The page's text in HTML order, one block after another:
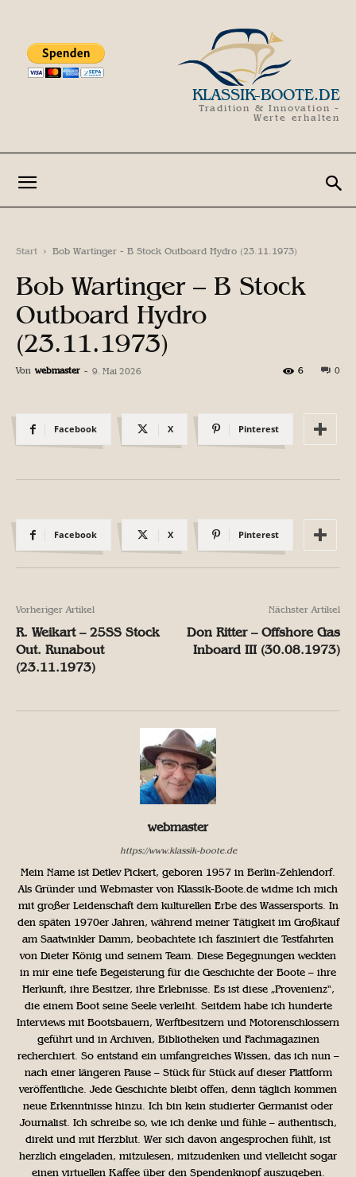
KLASSIK-BOOTE.DE
Tradition & Innovation -
Werte erhalten
Start Bob Wartinger - B Stock Outboard Hydro (23.11.1973)
Bob Wartinger – B Stock
Outboard Hydro
(23.11.1973)
Von webmaster - 9. Mai 2026 0
6
Facebook X Pinterest
Facebook X Pinterest
Vorheriger Artikel
R. Weikart – 25SS Stock
Out. Runabout
(23.11.1973)
Nächster Artikel
Don Ritter – Offshore Gas
Inboard III (30.08.1973)
webmaster
https://www.klassik-boote.de
Mein Name ist Detlev Pickert, geboren 1957 in Berlin-Zehlendorf.
Als Gründer und Webmaster von Klassik-Boote.de widme ich mich
mit großer Leidenschaft dem kulturellen Erbe des Wassersports. In
den späten 1970er Jahren, während meiner Tätigkeit im Großkauf
am Saatwinkler Damm, beobachtete ich fasziniert die Testfahrten
von Dieter König und seinem Team. Diese Begegnungen weckten
in mir eine tiefe Begeisterung für die Geschichte der Boote – ihre
Herkunft, ihre Besitzer, ihre Erlebnisse. Es ist diese „Provenienz“,
die einem Boot seine Seele verleiht. Seitdem habe ich hunderte
Interviews mit Bootsbauern, Werftbesitzern und Motorenschlossern
geführt und in Archiven, Bibliotheken und Fachmagazinen
recherchiert. So entstand ein umfangreiches Wissen, das ich nun –
nach einer längeren Pause – Stück für Stück auf dieser Plattform
veröffentliche. Jede Geschichte bleibt offen, denn täglich kommen
neue Erkenntnisse hinzu. Ich bin kein studierter Germanist oder
Journalist. Ich schreibe so, wie ich denke und fühle – authentisch,
direkt und mit Herzblut. Wer sich davon angesprochen fühlt, ist
herzlich eingeladen, mitzulesen, mitzudenken und vielleicht sogar
einen virtuellen Kaffee über den Spendenknopf auszugeben.